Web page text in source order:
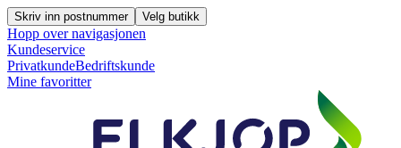
Skriv inn postnummer Velg butikk
Hopp over navigasjonen
Kundeservice
PrivatkundeBedriftskunde
Mine favoritter